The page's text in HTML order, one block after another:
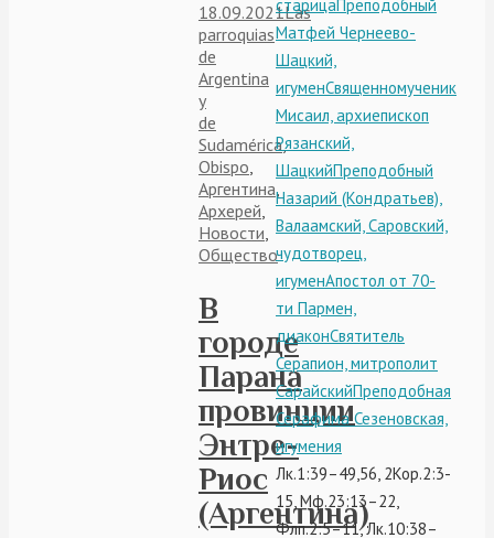
18.09.2021Las
parroquias
de
Argentina
y
de
Sudamérica,
Obispo
Аргентина,
Архерей
Новости
Общество
В
городе
Парана
провинции
Энтре-
Риос
(Аргентина)
старицаПреподобный
Матфей Чернеево-
Шацкий,
игуменСвященномученик
Мисаил, архиепископ
Рязанский,
ШацкийПреподобный
Назарий (Кондратьев),
Валаамский, Саровский,
чудотворец,
игуменАпостол от 70-
ти Пармен,
диаконСвятитель
Серапион, митрополит
СарайскийПреподобная
Серафима Сезеновская,
игумения
Лк.1:39–49,56, 2Кор.2:3-
15, Мф.23:13–22,
Флп.2:5–11, Лк.10:38–